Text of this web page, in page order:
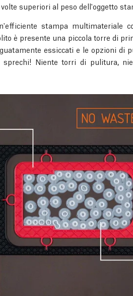
superiori al peso dell'oggetto
stampa multimateriale
è presente una piccola torre di
essiccati e le opzioni di
sprechi! Niente torri di pulitura,